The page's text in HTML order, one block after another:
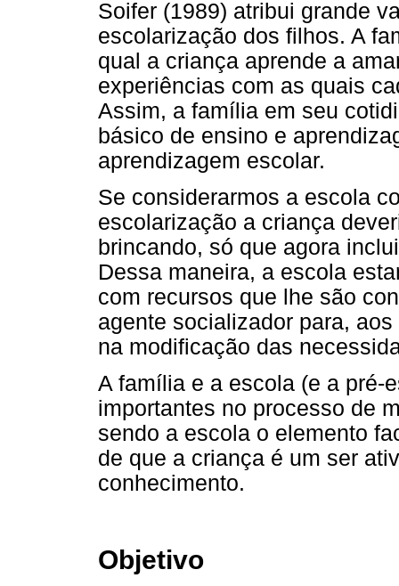
Soifer (1989) atribui grande
escolarização dos filhos. A
qual a criança aprende a
experiências com as quais
Assim, a família em seu
básico de ensino e
aprendizagem escolar.
Se considerarmos a escola
escolarização a criança
brincando, só que agora
Dessa maneira, a escola
com recursos que lhe são
agente socializador para,
na modificação das
A família e a escola (e a pré-
importantes no processo de
sendo a escola o elemento
de que a criança é um ser
conhecimento.
Objetivo